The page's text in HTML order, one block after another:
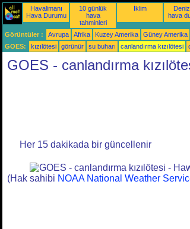
Havalimanı
Hava Durumu
10 günlük
hava
tahminleri
İklim
hava
Görüntüler : Avrupa Afrika Kuzey Amerika Güney Amerika
GOES:
kızılötesi görünür su buharı canlandırma kızılötesi
GOES - canlandırma
Her 15 dakikada bir güncellenir
(Hak sahibi NOAA National Weather